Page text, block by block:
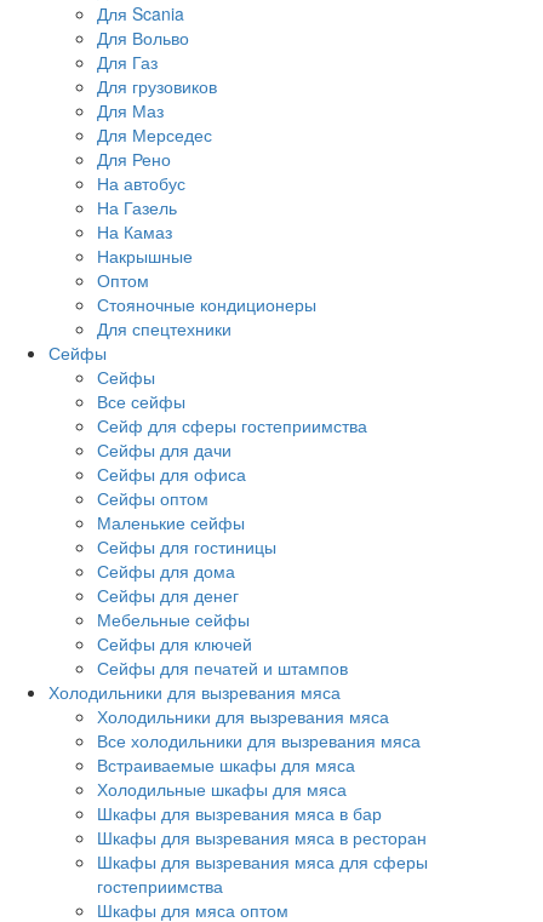
Для Scania
Для Вольво
Для Газ
Для грузовиков
Для Маз
Для Мерседес
Для Рено
На автобус
На Газель
На Камаз
Накрышные
Оптом
Стояночные кондиционеры
Для спецтехники
Сейфы
Сейфы
Все сейфы
Сейф для сферы гостеприимства
Сейфы для дачи
Сейфы для офиса
Сейфы оптом
Маленькие сейфы
Сейфы для гостиницы
Сейфы для дома
Сейфы для денег
Мебельные сейфы
Сейфы для ключей
Сейфы для печатей и штампов
Холодильники для вызревания мяса
Холодильники для вызревания мяса
Все холодильники для вызревания мяса
Встраиваемые шкафы для мяса
Холодильные шкафы для мяса
Шкафы для вызревания мяса в бар
Шкафы для вызревания мяса в ресторан
Шкафы для вызревания мяса для сферы
гостеприимства
Шкафы для мяса оптом